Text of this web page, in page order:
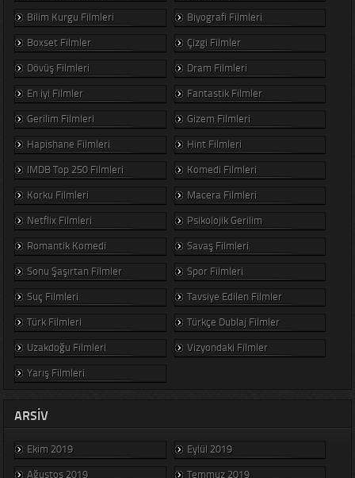
Bilim Kurgu Filmleri
Biyografi Filmleri
Boxset Filmler
Çizgi Filmler
Dövüş Filmleri
Dram Filmleri
En iyi Filmler
Fantastik Filmler
Gerilim Filmleri
Gizem Filmleri
Hapishane Filmleri
Hint Filmleri
IMDB Top 250 Filmleri
Komedi Filmleri
Korku Filmleri
Macera Filmleri
Netflix Filmleri
Psikolojik Gerilim
Romantik Komedi
Savaş Filmleri
Sonu Şaşırtan Filmler
Spor Filmleri
Suç Filmleri
Tavsiye Edilen Filmler
Türk Filmleri
Türkçe Dublaj Filmler
Uzakdoğu Filmleri
Vizyondaki Filmler
Yarış Filmleri
ARSIV
Ekim 2019
Eylül 2019
Ağustos 2019
Temmuz 2019